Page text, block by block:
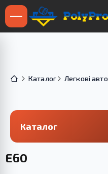
Каталог Легкові
Каталог
E60